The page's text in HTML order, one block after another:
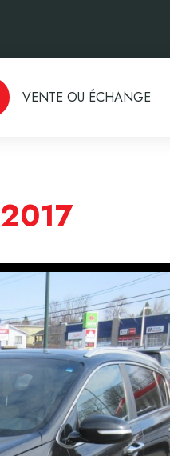
VENTE OU ÉCHANGE
2017